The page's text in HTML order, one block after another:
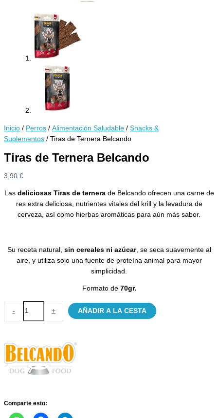
Inicio / Perros / Alimentación Saludable / Snacks &
Suplementos / Tiras de Ternera Belcando
Tiras de Ternera Belcando
3,90 €
Las deliciosas Tiras de ternerade Belcando ofrecen una carne de
res extra deliciosa, nutrientes vitales del krill y la levadura de
cerveza, así como hierbas aromáticas para aún más sabor.
Su receta natural, sin cereales ni azúcar, se seca suavemente al
aire, y utiliza solo una fuente de proteína animal para mayor
simplicidad.
Formato de 70gr.
-
cantidad
+ AÑADIR A LA CESTA
Comparte esto: